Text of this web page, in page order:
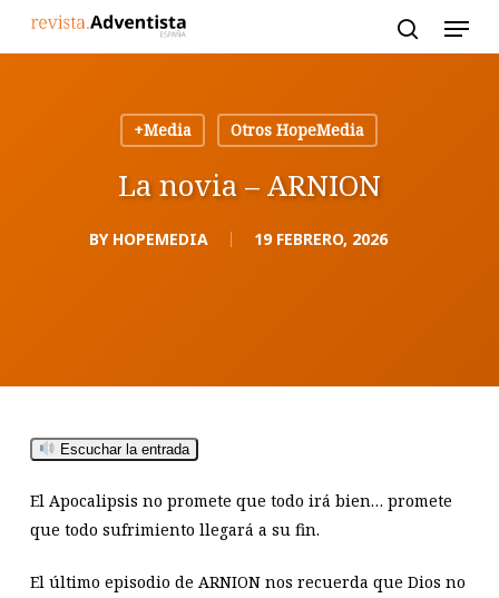
+Media
Otros HopeMedia
La novia – ARNION
BY HOPEMEDIA 19 FEBRERO, 2026
Escuchar la entrada
El Apocalipsis no promete que todo irá bien… promete
que todo sufrimiento llegará a su fin.
El último episodio de ARNION nos recuerda que Dios no